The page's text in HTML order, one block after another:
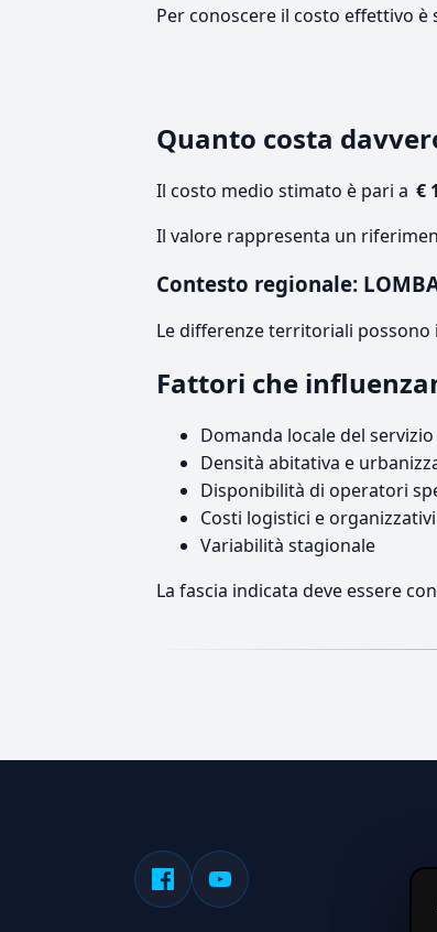
Per conoscere il costo effettivo
Quanto costa
Il costo medio stimato è pari a €
Il valore rappresenta un
Contesto regionale:
Le differenze territoriali
Fattori che
Domanda locale del servizio
Densità abitativa e
Disponibilità di operatori
Costi logistici e organizzativi
Variabilità stagionale
La fascia indicata deve essere